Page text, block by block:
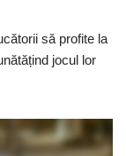
să profite la
jocul lor